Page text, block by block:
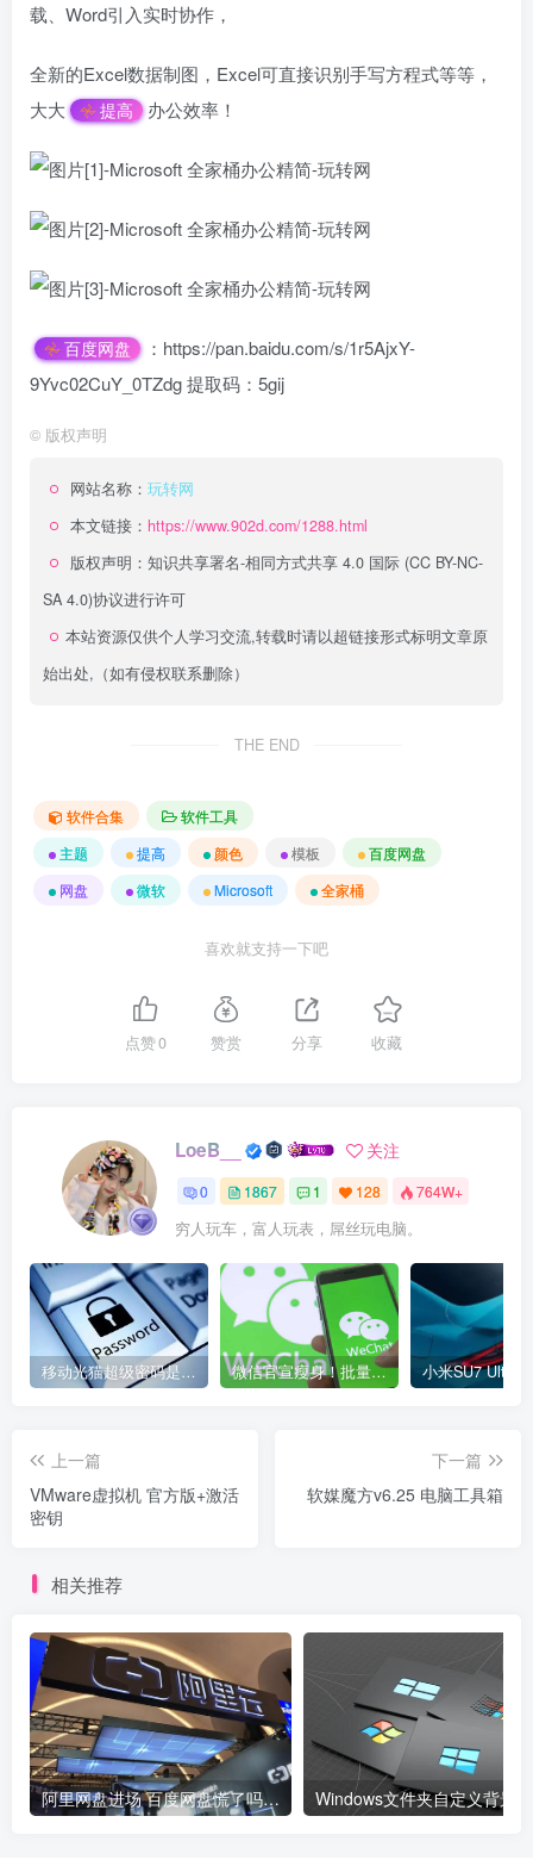
载、Word引入实时协作，
全新的Excel数据制图，Excel可直接识别手写方程式等等，
大大
提高 办公效率！
百度网盘
：https://pan.baidu.com/s/1r5AjxY-
9Yvc02CuY_0TZdg 提取码：5gij
© 版权声明
网站名称： 玩转网
本文链接： https://www.902d.com/1288.html
版权声明： 知识共享署名-相同方式共享 4.0 国际 (CC BY-NC-
SA 4.0)协议进行许可
本站资源仅供个人学习交流,转载时请以超链接形式标明文章原
始出处,（如有侵权联系删除）
THE END
软件合集
软件工具
主题
提高 颜色 模板
百度网盘
网盘
微软 Microsoft 全家桶
喜欢就支持一下吧
点赞0 赞赏 分享 收藏
LoeB__ 关注
0 1867 1 128 764W+
穷人玩车，富人玩表，屌丝玩电脑。
移动光猫超级密码是多少？移动光猫超级管理员后台账号与密码 微信官宣瘦身！批量清理原图新功能来了 安卓、iOS均可使用
上一篇
VMware虚拟机 官方版+激活
密钥
下一篇
软媒魔方v6.25 电脑工具箱
相关推荐
阿里网盘进场 百度网盘慌了吗？开始免费提速了！